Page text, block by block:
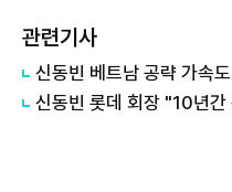
관련기사
신동빈 롯데 회장 "10년